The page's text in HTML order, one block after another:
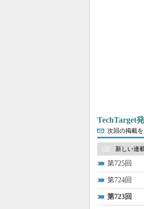
TechTarget
次回の掲載
新しい連
725
724
723